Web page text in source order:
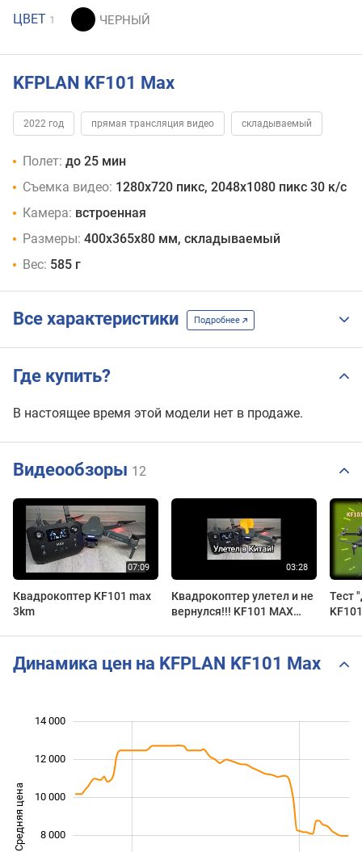
ЦВЕТ 1
KFPLAN KF101 Max
2022 год прямая трансляция видео складываемый
Полет: до 25 мин
Съемка видео: 1280x720 пикс, 2048x1080 пикс 30 к/с
Камера: встроенная
Размеры: 400х365x80 мм, складываемый
Вес: 585 г
Все характеристики Подробнее
Где купить?
В настоящее время этой модели нет в продаже.
Видеообзоры 12
Квадрокоптер KF101 max
3km
Квадрокоптер улетел и не
вернулся!!! KF101 MAX
Тест
Динамика цен на KFPLAN KF101 Max
Средняя цена 8 000
10 000
12 000
14 000